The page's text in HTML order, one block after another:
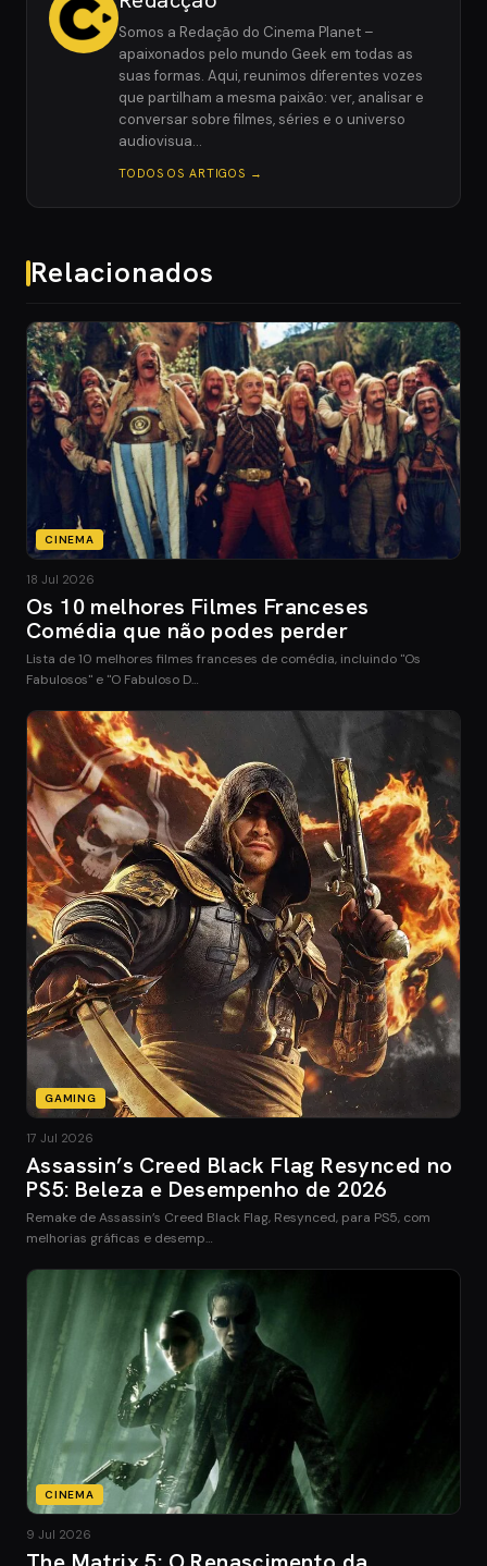
Somos a Redação do Cinema Planet –
apaixonados pelo mundo Geek em todas as
suas formas. Aqui, reunimos diferentes vozes
que partilham a mesma paixão: ver, analisar e
conversar sobre filmes, séries e o universo
audiovisua…
TODOS OS ARTIGOS →
Relacionados
CINEMA
18 Jul 2026
Os 10 melhores Filmes Franceses
Comédia que não podes perder
Lista de 10 melhores filmes franceses de comédia, incluindo "Os
Fabulosos" e "O Fabuloso D…
GAMING
17 Jul 2026
Assassin’s Creed Black Flag Resynced no
PS5: Beleza e Desempenho de 2026
Remake de Assassin’s Creed Black Flag, Resynced, para PS5, com
melhorias gráficas e desemp…
CINEMA
9 Jul 2026